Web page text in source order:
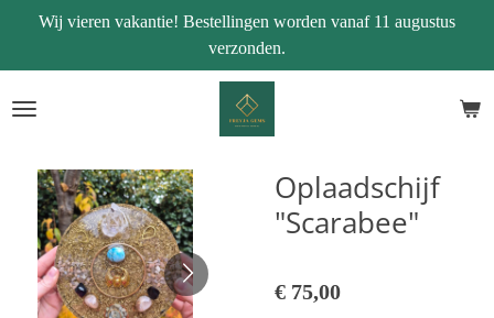
naar
de
Wij vieren vakantie! Bestellingen worden vanaf 11 augustus
verzonden.
Oplaadschijf
"Scarabee"
€ 75,00